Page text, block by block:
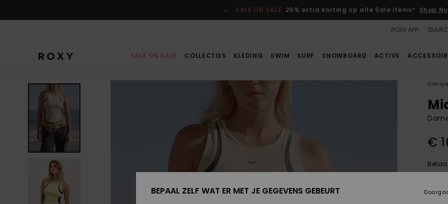
SALE ON SALE 25% extra korting op alle Sale items* Shop Nu
ROXY APP
SALE ON SALE COLLECTIES KLEDING SWIM SURF SNOWBOARD ACTIVE
€
Kleur
BEPAAL ZELF WAT ER MET JE GEGEVENS GEBEURT